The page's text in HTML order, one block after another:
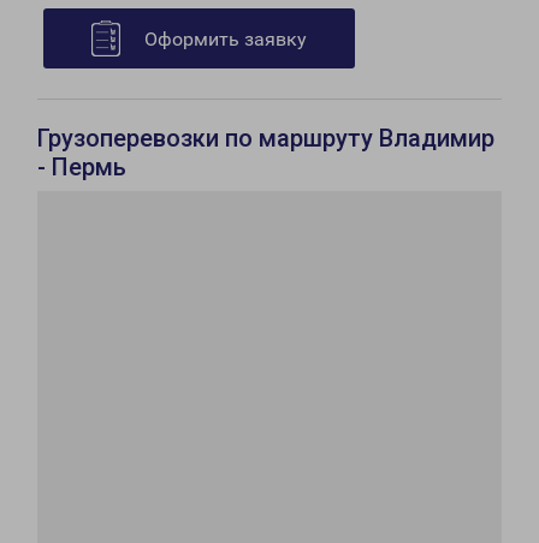
Оформить заявку
Грузоперевозки по маршруту Владимир
- Пермь